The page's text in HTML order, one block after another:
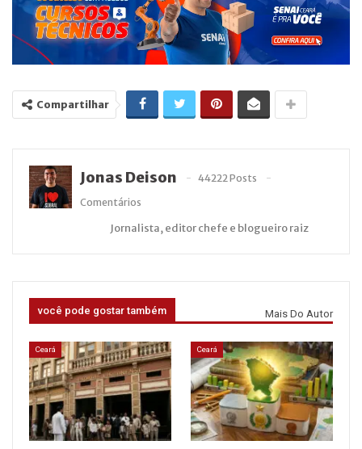
Compartilhar
Jonas Deison
44222 Posts
Comentários
Jornalista, editor chefe e blogueiro raiz
você pode gostar também Mais Do Autor
Ceará Ceará